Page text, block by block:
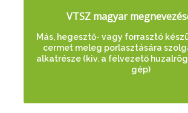
VTSZ magyar
Más, hegesztő- vagy forrasztó
cermet meleg porlasztására
alkatrésze (kiv. a félvezető
gép)